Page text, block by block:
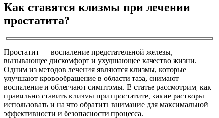
Как ставятся клизмы при лечении
простатита?
Простатит — воспаление предстательной железы,
вызывающее дискомфорт и ухудшающее качество жизни.
Одним из методов лечения являются клизмы, которые
улучшают кровообращение в области таза, снимают
воспаление и облегчают симптомы. В статье рассмотрим, как
правильно ставить клизмы при простатите, какие растворы
использовать и на что обратить внимание для максимальной
эффективности и безопасности процесса.